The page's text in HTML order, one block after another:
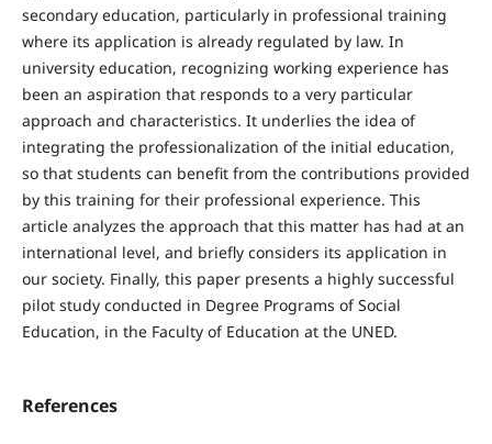
secondary education, particularly in professional training
where its application is already regulated by law. In
university education, recognizing working experience has
been an aspiration that responds to a very particular
approach and characteristics. It underlies the idea of
integrating the professionalization of the initial education,
so that students can benefit from the contributions provided
by this training for their professional experience. This
article analyzes the approach that this matter has had at an
international level, and briefly considers its application in
our society. Finally, this paper presents a highly successful
pilot study conducted in Degree Programs of Social
Education, in the Faculty of Education at the UNED.
References